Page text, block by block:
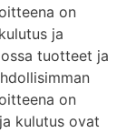
on
ja
tuotteet ja
on
kulutus ovat